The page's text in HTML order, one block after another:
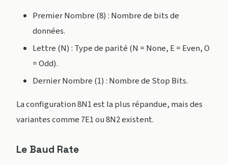
Premier Nombre (8) : Nombre de bits de
données.
Lettre (N) : Type de parité (N = None, E = Even, O
= Odd).
Dernier Nombre (1) : Nombre de Stop Bits.
La configuration 8N1 est la plus répandue, mais des
variantes comme 7E1 ou 8N2 existent.
Le Baud Rate